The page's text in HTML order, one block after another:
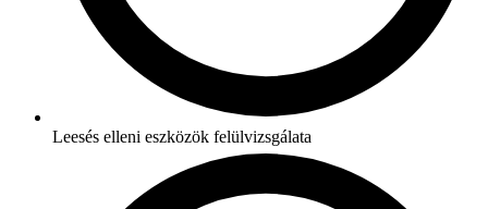
Leesés elleni eszközök felülvizsgálata